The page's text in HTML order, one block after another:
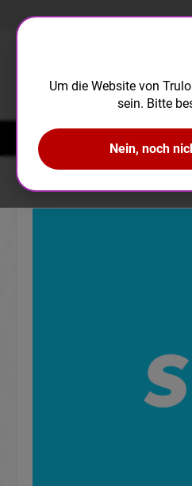
NEUHEITEN
Um die Website von
sein. Bitte
Nein, noch